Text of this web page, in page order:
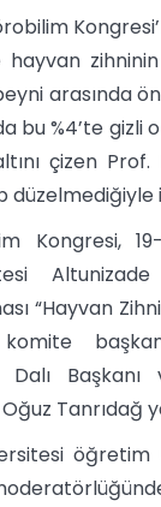
arasında
bu %4’te
çizen
Kongresi,
Altunizade
“Hayvan
Başkanı
Tanrıdağ
öğretim